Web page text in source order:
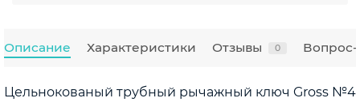
Описание Характеристики Отзывы 0 Вопрос-
Цельнокованый трубный рычажный ключ Gross №4